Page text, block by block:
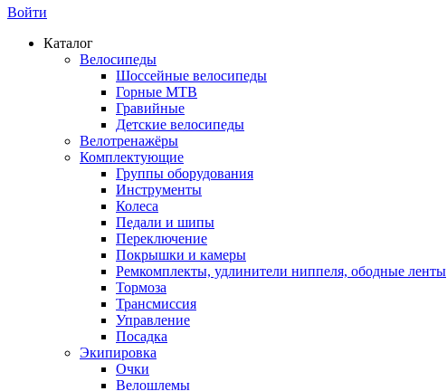
Войти
Каталог
Велосипеды
Шоссейные велосипеды
Горные МTB
Гравийные
Детские велосипеды
Велотренажёры
Комплектующие
Группы оборудования
Инструменты
Колеса
Педали и шипы
Переключение
Покрышки и камеры
Ремкомплекты, удлинители ниппеля, ободные ленты
Тормоза
Трансмиссия
Управление
Посадка
Экипировка
Очки
Велошлемы